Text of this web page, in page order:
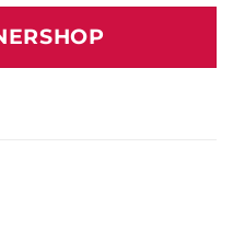
€
ist:
97,46 €.